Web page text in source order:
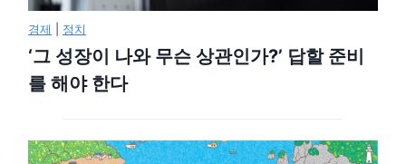
경제 정치
‘그 성장이 나와 무슨 상관인가?’ 답할 준비
를 해야 한다